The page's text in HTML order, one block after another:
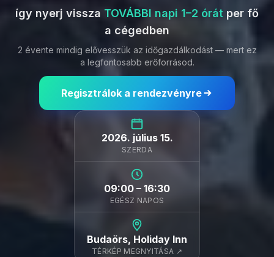
így nyerj vissza TOVÁBBI napi 1–2 órát per fő
a cégedben
2 évente mindig elővesszük az időgazdálkodást — mert ez
a legfontosabb erőforrásod.
Regisztrálok a rendezvényre
2026. július 15.
SZERDA
09:00 – 16:30
EGÉSZ NAPOS
Budaörs, Holiday Inn
TÉRKÉP MEGNYITÁSA ↗